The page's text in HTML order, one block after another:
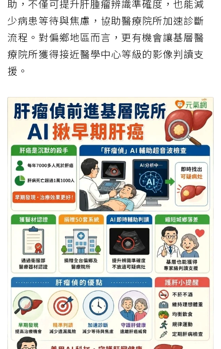
助，不僅可提升肝腫瘤辨識準確度，也能減
少病患等待與焦慮，協助醫療院所加速診斷
流程。對偏鄉地區而言，更有機會讓基層醫
療院所獲得接近醫學中心等級的影像判讀支
援。